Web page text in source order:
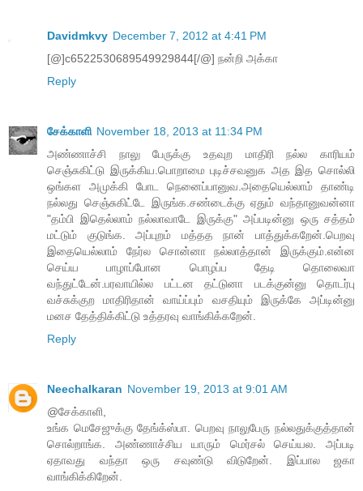
Davidmkvy December 7, 2012 at 4:41 PM
[@]c6522530689549929844[/@] நன்றி அக்கா
Reply
சேக்காளி November 18, 2013 at 11:34 PM
அண்ணாச்சி நாலு பேருக்கு உதவுற மாதிரி நல்ல காரியம்
செஞ்சுகிட்டு இருக்கிய.பொறாமை புடிச்சவனுக அத இத சொல்லி
ஒங்கள அமுக்கி போட நெனைப்பானுவ.அதையெல்லாம் தாண்டி
நல்லது செஞ்சுகிட்டே இருங்க.சண்டைக்கு ஏதும் வந்தானுவன்னா
"தம்பி இதெல்லாம் நல்லாவாடே இருக்கு" அப்படின்னு ஒரு சத்தம்
மட்டும் குடுங்க. அப்புறம் மத்தத நான் பாத்துக்கறேன்.பெறவு
இதையெல்லாம் நேர்ல சொன்னா நல்லாத்தான் இருக்கும்.என்ன
செய்ய பாழாப்போன பொழப்ப தேடி தொலைவா
வந்துட்டேன்.பரவாயில்ல பட்டன தட்டுனா படக்குன்னு தொடர்பு
வச்சுக்குற மாதிரிதான் வாய்ப்பும் வசதியும் இருக்கே அப்டின்னு
மனச தேத்திக்கிட்டு உத்தரவு வாங்கிக்கறேன்.
Reply
Neechalkaran November 19, 2013 at 9:01 AM
@சேக்காளி,
உங்க மெசேஜுக்கு தேங்க்ஸ்பா. பெறவு நாலுபேரு நல்லதுக்குத்தான்
சொல்றாங்க. அண்ணாச்சிய யாரும் மெர்சல் செய்யல. அப்படி
ஏதாவது வந்தா ஒரு சவுண்டு விடுறேன். இப்பால ஜகா
வாங்கிக்கிறேன்.